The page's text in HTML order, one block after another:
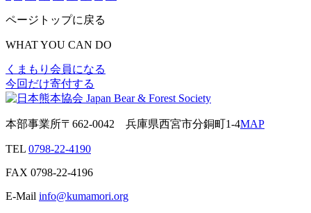
ページトップに戻る
WHAT YOU CAN DO
くまもり会員になる
今回だけ寄付する
本部事業所〒662-0042 兵庫県西宮市分銅町1-4MAP
TEL 0798-22-4190
FAX 0798-22-4196
E-Mail info@kumamori.org